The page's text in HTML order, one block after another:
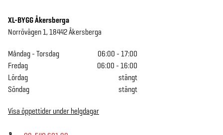
XL-BYGG Åkersberga
Norrövägen 1,18442Åkersberga
Måndag - Torsdag
06:00 - 17:00
Fredag
06:00 - 16:00
Lördag
stängt
Söndag
stängt
Visa öppettider under helgdagar